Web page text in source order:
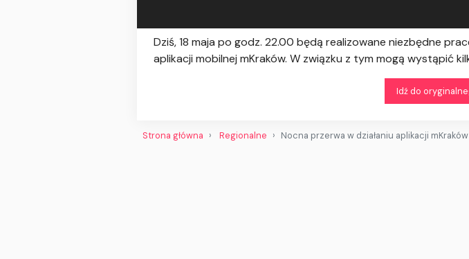
Dziś, 18 maja po godz. 22.00 będą realizowane niezbędne
aplikacji mobilnej mKraków. W związku z tym mogą wystąpić
Idź do
Strona główna Regionalne Nocna przerwa w działaniu aplikacji mKraków